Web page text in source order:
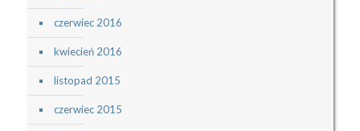
czerwiec 2016
kwiecień 2016
listopad 2015
czerwiec 2015